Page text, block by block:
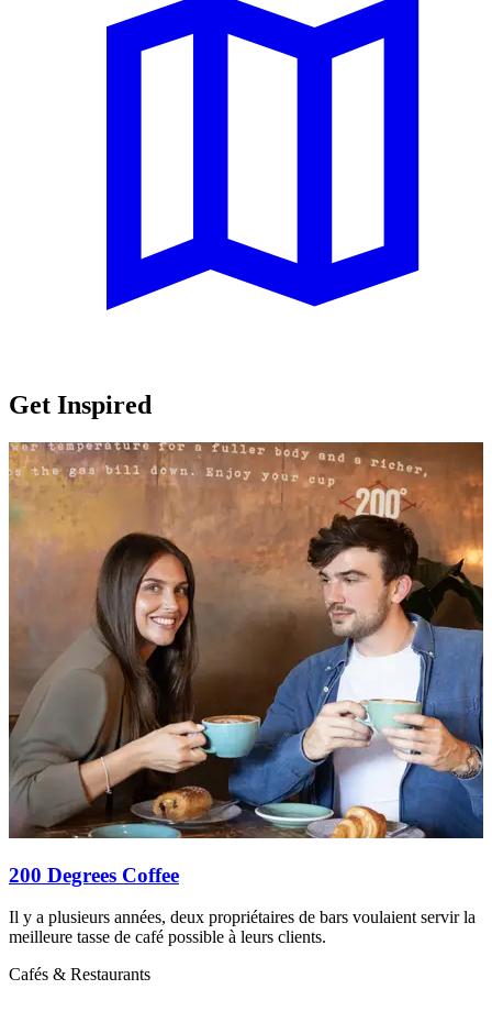
Get Inspired
200 Degrees Coffee
Il y a plusieurs années, deux propriétaires de bars voulaient servir la
meilleure tasse de café possible à leurs clients.
Cafés & Restaurants